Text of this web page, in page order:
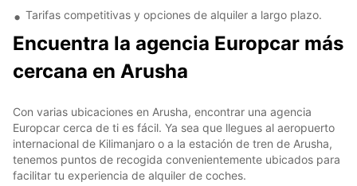
Tarifas competitivas y opciones de alquiler a largo plazo.
Encuentra la agencia Europcar más
cercana en Arusha
Con varias ubicaciones en Arusha, encontrar una agencia
Europcar cerca de ti es fácil. Ya sea que llegues al aeropuerto
internacional de Kilimanjaro o a la estación de tren de Arusha,
tenemos puntos de recogida convenientemente ubicados para
facilitar tu experiencia de alquiler de coches.